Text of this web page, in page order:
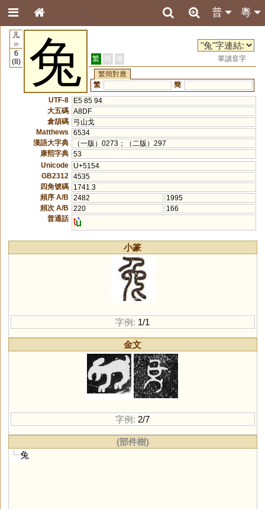
粵
普
儿
10
6
(8)
兔 繁 簡 港
單讀音字
繁簡對應
繁
簡
UTF-8
E5 85 94
大五碼 A8DF
倉頡碼
弓山戈
Matthews
6534
漢語大字典
（一版）0273；（二版）297
康熙字典 53
Unicode
U+5154
GB2312
4535
四角號碼
1741.3
頻序 A/B
2482
1995
頻次 A/B
220
166
普通話 t
小篆
字例: 1/1
金文
字例: 2/7
(部件樹)
兔